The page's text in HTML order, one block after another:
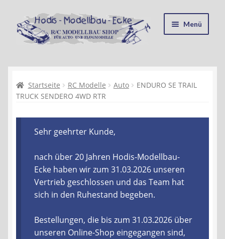
Zur
Navigation
springen
Zum
Inhalt
springen
Menü
Kasse
Recycling, Entsorgung und Umwelt
Shop
Warenkorb
Ablauf einer Bestellung
Startseite RC Modelle Auto
ENDURO SE TRAIL
TRUCK SENDERO 4WD RTR
Sehr geehrter Kunde,
nach über 20 Jahren Hodis-Modellbau-
Ecke haben wir zum 31.03.2026 unseren
Vertrieb geschlossen und das Team hat
sich in den Ruhestand begeben.
Bestellungen, die bis zum 31.03.2026 über
unseren Online-Shop eingegangen sind,